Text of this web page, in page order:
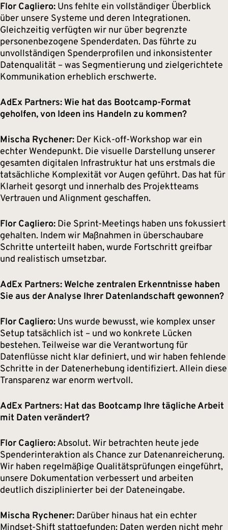
Flor Cagliero: Uns fehlte ein vollständiger Überblick
über unsere Systeme und deren Integrationen.
Gleichzeitig verfügten wir nur über begrenzte
personenbezogene Spenderdaten. Das führte zu
unvollständigen Spenderprofilen und inkonsistenter
Datenqualität – was Segmentierung und zielgerichtete
Kommunikation erheblich erschwerte.
AdEx Partners: Wie hat das Bootcamp-Format
geholfen, von Ideen ins Handeln zu kommen?
Mischa Rychener: Der Kick-off-Workshop war ein
echter Wendepunkt. Die visuelle Darstellung unserer
gesamten digitalen Infrastruktur hat uns erstmals die
tatsächliche Komplexität vor Augen geführt. Das hat für
Klarheit gesorgt und innerhalb des Projektteams
Vertrauen und Alignment geschaffen.
Flor Cagliero: Die Sprint-Meetings haben uns fokussiert
gehalten. Indem wir Maßnahmen in überschaubare
Schritte unterteilt haben, wurde Fortschritt greifbar
und realistisch umsetzbar.
AdEx Partners: Welche zentralen Erkenntnisse haben
Sie aus der Analyse Ihrer Datenlandschaft gewonnen?
Flor Cagliero: Uns wurde bewusst, wie komplex unser
Setup tatsächlich ist – und wo konkrete Lücken
bestehen. Teilweise war die Verantwortung für
Datenflüsse nicht klar definiert, und wir haben fehlende
Schritte in der Datenerhebung identifiziert. Allein diese
Transparenz war enorm wertvoll.
AdEx Partners: Hat das Bootcamp Ihre tägliche Arbeit
mit Daten verändert?
Flor Cagliero:Absolut. Wir betrachten heute jede
Spenderinteraktion als Chance zur Datenanreicherung.
Wir haben regelmäßige Qualitätsprüfungen eingeführt,
unsere Dokumentation verbessert und arbeiten
deutlich disziplinierter bei der Dateneingabe.
Mischa Rychener: Darüber hinaus hat ein echter
Mindset-Shift stattgefunden: Daten werden nicht mehr